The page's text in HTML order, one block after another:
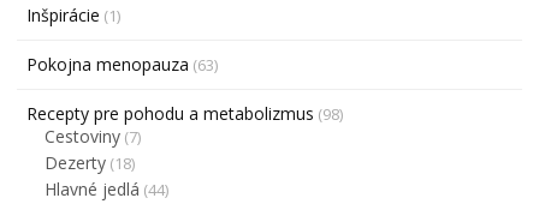
Inšpirácie (1)
Pokojna menopauza (63)
Recepty pre pohodu a metabolizmus (98)
Cestoviny (7)
Dezerty (18)
Hlavné jedlá (44)